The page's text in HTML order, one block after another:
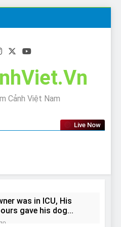
Cảnh Việt Nam
Live Now
was in ICU, His
gave his dog